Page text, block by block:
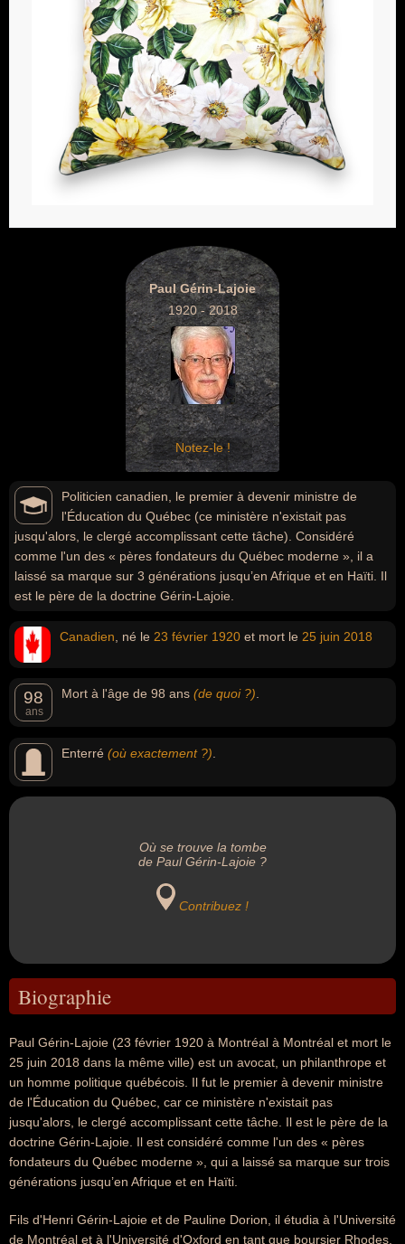
Paul Gérin-Lajoie
1920 - 2018
Notez-le !
Politicien canadien, le premier à devenir ministre de
l'Éducation du Québec (ce ministère n'existait pas
jusqu'alors, le clergé accomplissant cette tâche). Considéré
comme l'un des « pères fondateurs du Québec moderne », il a
laissé sa marque sur 3 générations jusqu’en Afrique et en Haïti. Il
est le père de la doctrine Gérin-Lajoie.
Canadien , né le 23 février 1920 et mort le 25 juin 2018
98
ans
Mort à l'âge de 98 ans (de quoi ?)
Enterré (où exactement ?)
Où se trouve la tombe
de Paul Gérin-Lajoie ?
Contribuez !
Biographie
Paul Gérin-Lajoie (23 février 1920 à Montréal à Montréal et mort le
25 juin 2018 dans la même ville) est un avocat, un philanthrope et
un homme politique québécois. Il fut le premier à devenir ministre
de l'Éducation du Québec, car ce ministère n'existait pas
jusqu'alors, le clergé accomplissant cette tâche. Il est le père de la
doctrine Gérin-Lajoie. Il est considéré comme l'un des « pères
fondateurs du Québec moderne », qui a laissé sa marque sur trois
générations jusqu’en Afrique et en Haïti.
Fils d'Henri Gérin-Lajoie et de Pauline Dorion, il étudia à l'Université
de Montréal et à l'Université d'Oxford en tant que boursier Rhodes,